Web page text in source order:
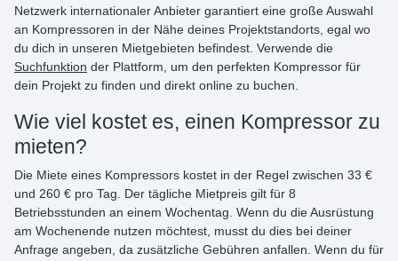
Netzwerk internationaler Anbieter garantiert eine große Auswahl
an Kompressoren in der Nähe deines Projektstandorts, egal wo
du dich in unseren Mietgebieten befindest. Verwende die
Suchfunktion der Plattform, um den perfekten Kompressor für
dein Projekt zu finden und direkt online zu buchen.
Wie viel kostet es, einen Kompressor zu
mieten?
Die Miete eines Kompressors kostet in der Regel zwischen 33 €
und 260 € pro Tag . Der tägliche Mietpreis gilt für 8
Betriebsstunden an einem Wochentag. Wenn du die Ausrüstung
am Wochenende nutzen möchtest, musst du dies bei deiner
Anfrage angeben, da zusätzliche Gebühren anfallen. Wenn du für